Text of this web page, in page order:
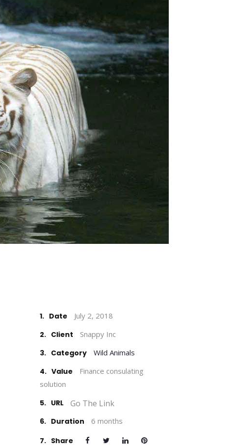
1. Date
July 2, 2018
2. Client
Snappy Inc
3. Category
Wild Animals
4. Value
Finance consulating
solution
5. URL Go The Link
6. Duration 6 months
7. Share